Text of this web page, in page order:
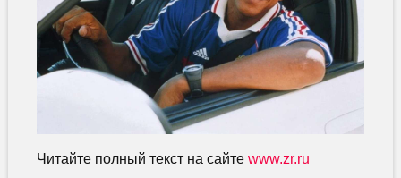
Читайте полный текст на сайте www.zr.ru